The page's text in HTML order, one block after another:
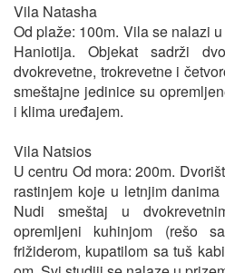
Vila Natasha
Od plaže: 100m. Vila se nalazi
Haniotija. Objekat sadrži
dvokrevetne, trokrevetne i
smeštajne jedinice su
i klima uređajem.
Vila Natsios
U centru Od mora: 200m.
rastinjem koje u letnjim
Nudi smeštaj u
opremljeni kuhinjom (rešo
frižiderom, kupatilom sa tuš